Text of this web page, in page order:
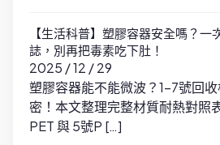
【生活科普】塑膠容器安全嗎？一
誌，別再把毒素吃下肚！
2025 / 12 / 29
塑膠容器能不能微波？1-7號回
密！本文整理完整材質耐熱對照
PET 與 5號P […]